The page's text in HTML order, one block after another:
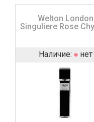
Welton London
Singuliere Rose
Наличие: нет